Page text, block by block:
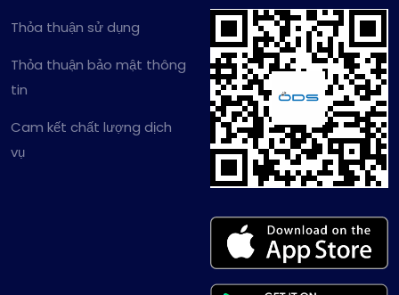
Thỏa thuận sử dụng
Thỏa thuận bảo mật thông
tin
Cam kết chất lượng dịch
vụ